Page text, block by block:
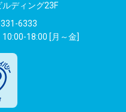
ディング23F
6333
18:00 [月～金]